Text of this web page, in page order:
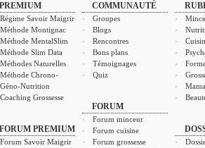
PREMIUM
Régime Savoir Maigrir
Méthode Montignac
Méthode MentalSlim
Méthode Slim Data
Méthodes Naturelles
Méthode Chrono-
Géno-Nutrition
Coaching Grossesse
FORUM PREMIUM
Forum Savoir Maigrir
COMMUNAUTÉ
Groupes
Blogs
Rencontres
Bons plans
Témoignages
Quiz
FORUM
Forum minceur
Forum cuisine
Forum grossesse